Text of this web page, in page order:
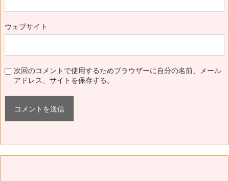
ウェブサイト
次回のコメントで使用するためブラウザーに自分の名前、メール
アドレス、サイトを保存する。